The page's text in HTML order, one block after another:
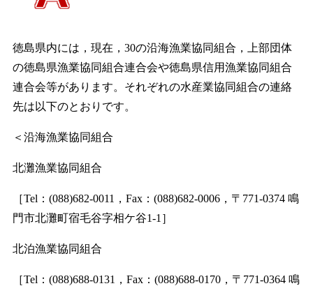
徳島県内には，現在，30の沿海漁業協同組合，上部団体
の徳島県漁業協同組合連合会や徳島県信用漁業協同組合
連合会等があります。それぞれの水産業協同組合の連絡
先は以下のとおりです。
＜沿海漁業協同組合
北灘漁業協同組合
［Tel：(088)682-0011，Fax：(088)682-0006，〒771-0374 鳴
門市北灘町宿毛谷字相ケ谷1-1］
北泊漁業協同組合
［Tel：(088)688-0131，Fax：(088)688-0170，〒771-0364 鳴